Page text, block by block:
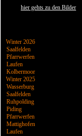
hier gehts zu den Bilder
Winter 2026
Saalfelden
Pfarrwerfen
Laufen
Kolbermoor
Winter 2025
Wasserburg
Saalfelden
Ruhpolding
Piding
Pfarrwerfen
Mattighofen
Laufen